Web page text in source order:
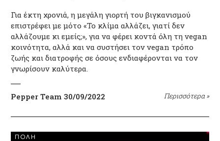
Για έκτη χρονιά, η μεγάλη γιορτή του βιγκανισμού
επιστρέφει με μότο «Το κλίμα αλλάζει, γιατί δεν
αλλάζουμε κι εμείς;», για να φέρει κοντά όλη τη vegan
κοινότητα, αλλά και να συστήσει τον vegan τρόπο
ζωής και διατροφής σε όσους ενδιαφέρονται να τον
γνωρίσουν καλύτερα.
Pepper Team 30/09/2022 Περισσότερα »
ΠΟΛΗ